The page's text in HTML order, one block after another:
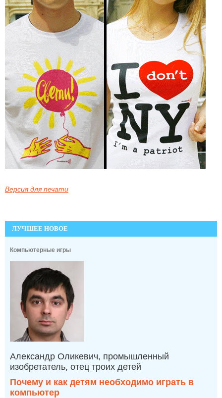
Версия для печати
ЛУЧШЕЕ НОВОЕ
Компьютерные игры
Александр Оликевич, промышленный
изобретатель, отец троих детей
Почему и как детям необходимо играть в
компьютер